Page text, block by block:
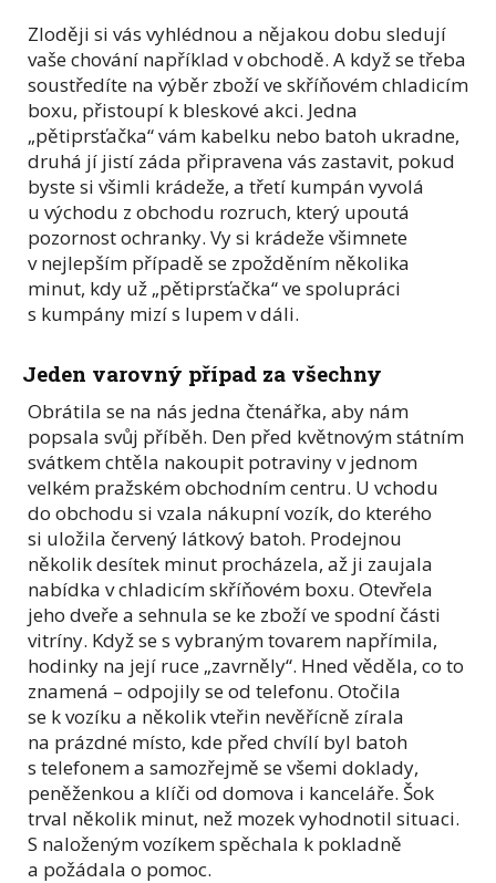
Zloději si vás vyhlédnou a nějakou dobu sledují
vaše chování například v obchodě. A když se třeba
soustředíte na výběr zboží ve skříňovém chladicím
boxu, přistoupí k bleskové akci. Jedna
„pětiprsťačka“ vám kabelku nebo batoh ukradne,
druhá jí jistí záda připravena vás zastavit, pokud
byste si všimli krádeže, a třetí kumpán vyvolá
u východu z obchodu rozruch, který upoutá
pozornost ochranky. Vy si krádeže všimnete
v nejlepším případě se zpožděním několika
minut, kdy už „pětiprsťačka“ ve spolupráci
s kumpány mizí s lupem v dáli.
Jeden varovný případ za všechny
Obrátila se na nás jedna čtenářka, aby nám
popsala svůj příběh. Den před květnovým státním
svátkem chtěla nakoupit potraviny v jednom
velkém pražském obchodním centru. U vchodu
do obchodu si vzala nákupní vozík, do kterého
si uložila červený látkový batoh. Prodejnou
několik desítek minut procházela, až ji zaujala
nabídka v chladicím skříňovém boxu. Otevřela
jeho dveře a sehnula se ke zboží ve spodní části
vitríny. Když se s vybraným tovarem napřímila,
hodinky na její ruce „zavrněly“. Hned věděla, co to
znamená – odpojily se od telefonu. Otočila
se k vozíku a několik vteřin nevěřícně zírala
na prázdné místo, kde před chvílí byl batoh
s telefonem a samozřejmě se všemi doklady,
peněženkou a klíči od domova i kanceláře. Šok
trval několik minut, než mozek vyhodnotil situaci.
S naloženým vozíkem spěchala k pokladně
a požádala o pomoc.